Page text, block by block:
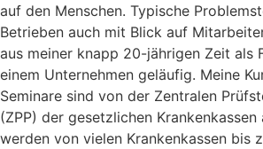
auf den Menschen. Typische
Betrieben auch mit Blick auf
aus meiner knapp 20-jährigen Zeit als
einem Unternehmen geläufig. Meine
Seminare sind von der Zentralen
(ZPP) der gesetzlichen Krankenkassen
werden von vielen Krankenkassen bis